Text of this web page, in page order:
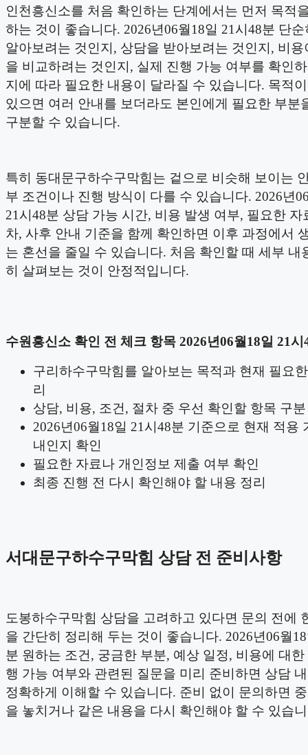
인천흥신소를 처음 확인하는 단계에서는 먼저 목적
하는 것이 좋습니다. 2026년06월18일 21시48분 단
알아보려는 것인지, 상담을 받아보려는 것인지, 비용
을 비교하려는 것인지, 실제 진행 가능 여부를 확인
지에 따라 필요한 내용이 달라질 수 있습니다. 목적
있으면 여러 안내를 보더라도 본인에게 필요한 부분
구분할 수 있습니다.
특히 동대문구하수구막힘는 겉으로 비슷해 보이는
부 조건이나 진행 방식이 다를 수 있습니다. 2026년
21시48분 상담 가능 시간, 비용 발생 여부, 필요한 자
차, 사후 안내 기준을 함께 확인하면 이후 과정에서
는 혼선을 줄일 수 있습니다. 처음 확인할 때 세부 내
히 살펴보는 것이 안정적입니다.
수원흥신소 확인 전 체크 항목 2026년06월18일 21시
구리하수구막힘를 알아보는 목적과 현재 필요
리
상담, 비용, 조건, 절차 중 우선 확인할 항목 구분
2026년06월18일 21시48분 기준으로 현재 적용
내인지 확인
필요한 자료나 개인정보 제출 여부 확인
최종 진행 전 다시 확인해야 할 내용 정리
서대문구하수구막힘 상담 전 준비사항
도봉하수구막힘 상담을 고려하고 있다면 문의 전에
을 간단히 정리해 두는 것이 좋습니다. 2026년06월
분 원하는 조건, 궁금한 부분, 예상 일정, 비용에 대한
행 가능 여부와 관련된 질문을 미리 준비하면 상담
정확하게 이해할 수 있습니다. 준비 없이 문의하면
을 놓치거나 같은 내용을 다시 확인해야 할 수 있습